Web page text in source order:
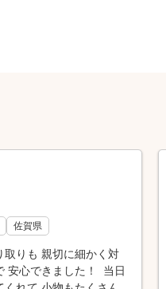
佐賀県
取りも 親切に細かく対
安心できました！ 当日